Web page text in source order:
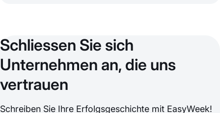
Schliessen Sie sich
Unternehmen an, die uns
vertrauen
Schreiben Sie Ihre Erfolgsgeschichte mit EasyWeek!